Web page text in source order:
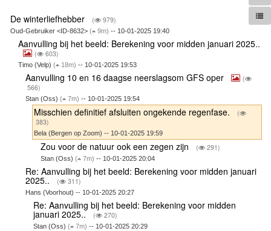
De winterliefhebber ( 979)
Oud-Gebruiker <ID-8632> ( 9m) -- 10-01-2025 19:40
Aanvulling bij het beeld: Berekening voor midden januari 2025..
( 603)
Timo (Velp) ( 18m) -- 10-01-2025 19:53
Aanvulling 10 en 16 daagse neerslagsom GFS oper
(
566)
Stan (Oss)( 7m) -- 10-01-2025 19:54
Misschien definitief afsluiten ongekende regenfase.
(
383)
Bela (Bergen op Zoom) -- 10-01-2025 19:59
Zou voor de natuur ook een zegen zijn ( 291)
Stan (Oss)( 7m) -- 10-01-2025 20:04
Re: Aanvulling bij het beeld: Berekening voor midden januari
2025.. ( 311)
Hans (Voorhout) -- 10-01-2025 20:27
Re: Aanvulling bij het beeld: Berekening voor midden
januari 2025.. ( 270)
Stan (Oss) ( 7m) -- 10-01-2025 20:29